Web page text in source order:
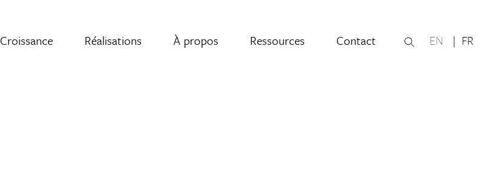
Croissance Réalisations À propos Ressources Contact FR
EN